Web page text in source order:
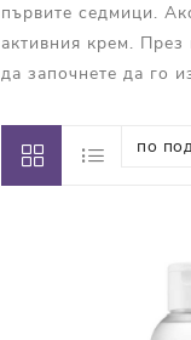
първите седмици.
активния крем.
да започнете да го